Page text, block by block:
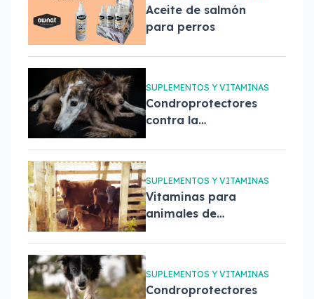
Aceite de salmón
para perros
SUPLEMENTOS Y VITAMINAS
Condroprotectores
contra la
perros
SUPLEMENTOS Y VITAMINAS
Vitaminas para
animales de
elegir?
SUPLEMENTOS Y VITAMINAS
Condroprotectores